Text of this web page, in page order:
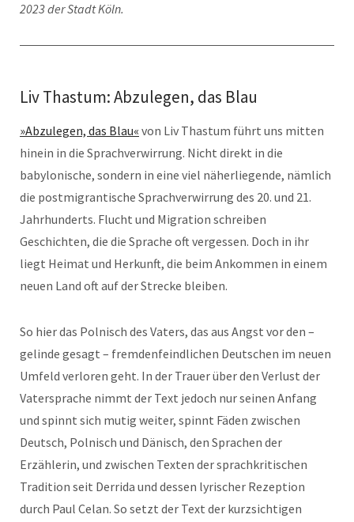
2023 der Stadt Köln.
Liv Thastum: Abzulegen, das Blau
»Abzulegen, das Blau« von Liv Thastum führt uns mitten
hinein in die Sprachverwirrung. Nicht direkt in die
babylonische, sondern in eine viel näherliegende, nämlich
die postmigrantische Sprachverwirrung des 20. und 21.
Jahrhunderts. Flucht und Migration schreiben
Geschichten, die die Sprache oft vergessen. Doch in ihr
liegt Heimat und Herkunft, die beim Ankommen in einem
neuen Land oft auf der Strecke bleiben.
So hier das Polnisch des Vaters, das aus Angst vor den –
gelinde gesagt – fremdenfeindlichen Deutschen im neuen
Umfeld verloren geht. In der Trauer über den Verlust der
Vatersprache nimmt der Text jedoch nur seinen Anfang
und spinnt sich mutig weiter, spinnt Fäden zwischen
Deutsch, Polnisch und Dänisch, den Sprachen der
Erzählerin, und zwischen Texten der sprachkritischen
Tradition seit Derrida und dessen lyrischer Rezeption
durch Paul Celan. So setzt der Text der kurzsichtigen